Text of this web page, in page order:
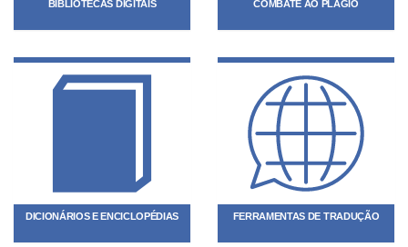
BIBLIOTECAS DIGITAIS COMBATE AO PLÁGIO
DICIONÁRIOS E ENCICLOPÉDIAS FERRAMENTAS DE TRADUÇÃO